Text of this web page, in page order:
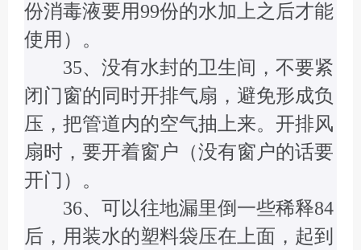
份消毒液要用99份的水加上之后才能
使用）。
35、没有水封的卫生间，不要紧
闭门窗的同时开排气扇，避免形成负
压，把管道内的空气抽上来。开排风
扇时，要开着窗户（没有窗户的话要
开门）。
36、可以往地漏里倒一些稀释84
后，用装水的塑料袋压在上面，起到